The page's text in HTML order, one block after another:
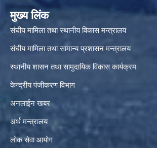
मुख्य लिंक
संघीय मामिला तथा स्थानीय विकास मन्त्रालय
संघीय मामिला तथा सामान्य प्रशासन मन्त्रालय
स्थानीय शासन तथा सामुदायिक विकास कार्यक्रम
केन्द्रीय पंजीकरण विभाग
अनलाईन खबर
अर्थ मन्त्रालय
लोक सेवा आयोग